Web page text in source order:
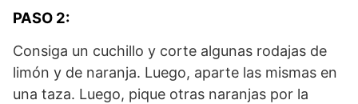
PASO 2:
Consiga un cuchillo y corte algunas rodajas de
limón y de naranja. Luego, aparte las mismas en
una taza. Luego, pique otras naranjas por la